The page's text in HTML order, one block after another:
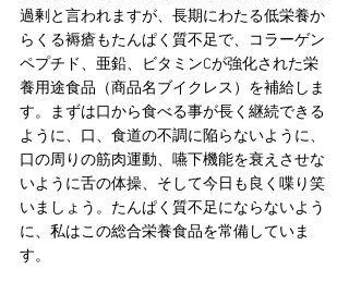
過剰と言われますが、長期にわたる低栄養か
らくる褥瘡もたんぱく質不足で、コラーゲン
ペプチド、亜鉛、ビタミンCが強化された栄
養用途食品（商品名ブイクレス）を補給しま
す。まずは口から食べる事が長く継続できる
ように、口、食道の不調に陥らないように、
口の周りの筋肉運動、嚥下機能を衰えさせな
いように舌の体操、そして今日も良く喋り笑
いましょう。たんぱく質不足にならないよう
に、私はこの総合栄養食品を常備していま
す。